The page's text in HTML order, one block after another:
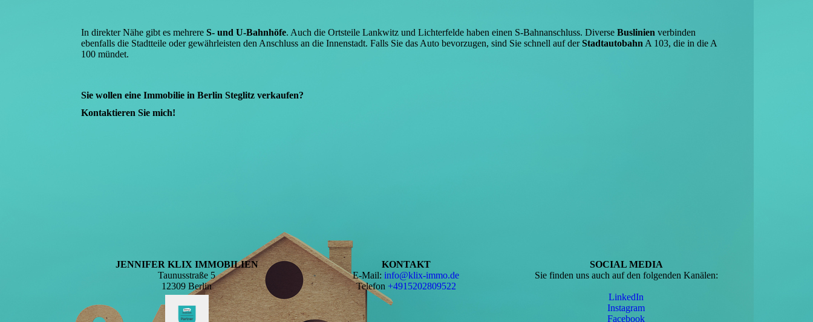
In direkter Nähe gibt es mehrere S- und U-Bahnhöfe. Auch die Ortsteile Lankwitz und Lichterfelde haben einen S-Bahnanschluss. DiverseBuslinien verbinden
ebenfalls die Stadtteile oder gewährleisten den Anschluss an die Innenstadt. Falls Sie das Auto bevorzugen, sind Sie schnell auf derStadtautobahn A 103, die in die A
100 mündet.
Sie wollen eine Immobilie in Berlin Steglitz verkaufen?
Kontaktieren Sie mich!
JENNIFER KLIX IMMOBILIEN
Taunusstraße 5
12309 Berlin
KONTAKT
E-Mail:info@klix-immo.de
Telefon +4915202809522
SOCIAL MEDIA
Sie finden uns auch auf den folgenden Kanälen:
LinkedIn
Instagram
Facebook